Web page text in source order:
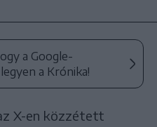
a Google-
a Krónika!
X-en közzétett